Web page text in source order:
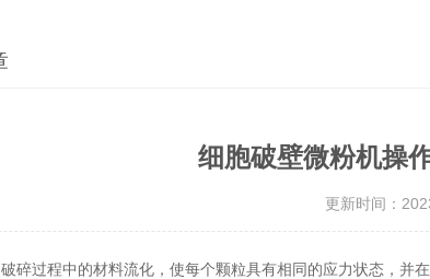
细胞破壁微粉机操
更新时间：
碎过程中的材料流化，使每个颗粒具有相同的应力状态，并